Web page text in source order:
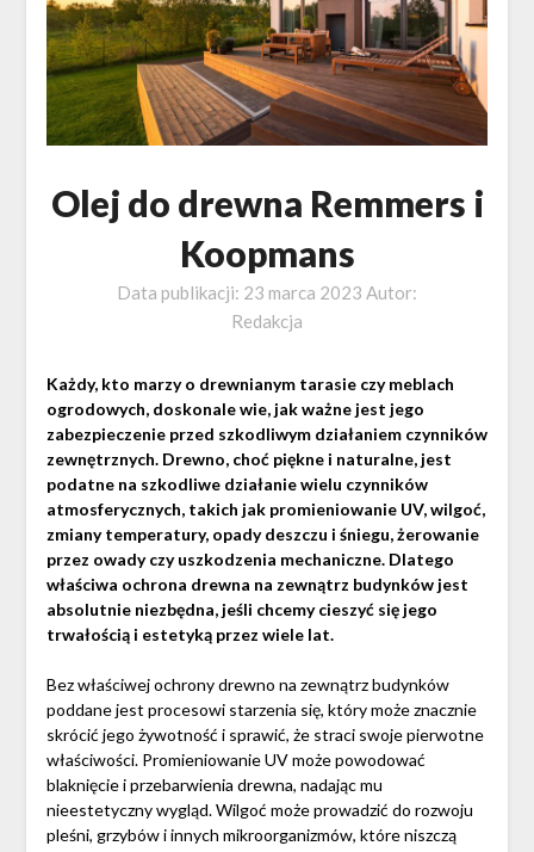
Olej do drewna Remmers i
Koopmans
Data publikacji: 23 marca 2023 Autor:
Redakcja
Każdy, kto marzy o drewnianym tarasie czy meblach
ogrodowych, doskonale wie, jak ważne jest jego
zabezpieczenie przed szkodliwym działaniem czynników
zewnętrznych. Drewno, choć piękne i naturalne, jest
podatne na szkodliwe działanie wielu czynników
atmosferycznych, takich jak promieniowanie UV, wilgoć,
zmiany temperatury, opady deszczu i śniegu, żerowanie
przez owady czy uszkodzenia mechaniczne. Dlatego
właściwa ochrona drewna na zewnątrz budynków jest
absolutnie niezbędna, jeśli chcemy cieszyć się jego
trwałością i estetyką przez wiele lat.
Bez właściwej ochrony drewno na zewnątrz budynków
poddane jest procesowi starzenia się, który może znacznie
skrócić jego żywotność i sprawić, że straci swoje pierwotne
właściwości. Promieniowanie UV może powodować
blaknięcie i przebarwienia drewna, nadając mu
nieestetyczny wygląd. Wilgoć może prowadzić do rozwoju
pleśni, grzybów i innych mikroorganizmów, które niszczą